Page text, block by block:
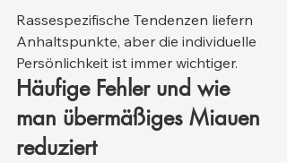
Rassespezifische Tendenzen liefern
Anhaltspunkte, aber die individuelle
Persönlichkeit ist immer wichtiger.
Häufige Fehler und wie
man übermäßiges Miauen
reduziert